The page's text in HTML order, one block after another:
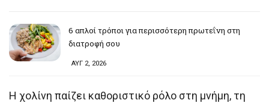
6 απλοί τρόποι για περισσότερη πρωτεΐνη στη
διατροφή σου
ΑΥΓ 2, 2026
Η χολίνη παίζει καθοριστικό ρόλο στη μνήμη, τη